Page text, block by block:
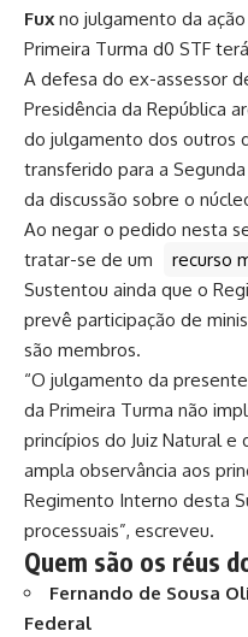
Fux no julgamento da
Primeira Turma d0 STF
A defesa do ex-assessor
Presidência da República
do julgamento dos outros
transferido para a
da discussão sobre o
Ao negar o pedido nesta
tratar-se de um
recurso
Sustentou ainda que o
prevê participação de
são membros.
“O julgamento da
da Primeira Turma não
princípios do Juiz Natural
ampla observância aos
Regimento Interno desta
processuais”, escreveu.
Quem são os réus
Fernando de Sousa
Federal